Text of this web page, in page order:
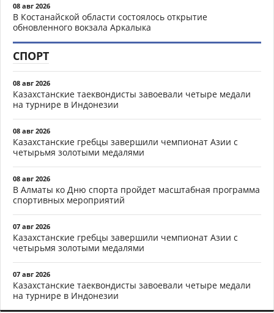
08 авг 2026
В Костанайской области состоялось открытие
обновленного вокзала Аркалыка
СПОРТ
08 авг 2026
Казахстанские таеквондисты завоевали четыре медали
на турнире в Индонезии
08 авг 2026
Казахстанские гребцы завершили чемпионат Азии с
четырьмя золотыми медалями
08 авг 2026
В Алматы ко Дню спорта пройдет масштабная программа
спортивных мероприятий
07 авг 2026
Казахстанские гребцы завершили чемпионат Азии с
четырьмя золотыми медалями
07 авг 2026
Казахстанские таеквондисты завоевали четыре медали
на турнире в Индонезии